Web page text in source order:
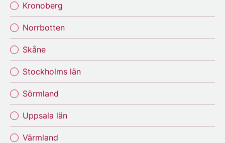
Kronoberg
Norrbotten
Skåne
Stockholms län
Sörmland
Uppsala län
Värmland